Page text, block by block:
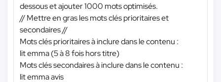
dessous et ajouter 1000 mots optimisés.
// Mettre en gras les mots clés prioritaires et
secondaires //
Mots clés prioritaires à inclure dans le contenu :
lit emma (5 à 8 fois hors titre)
Mots clés secondaires à inclure dans le contenu :
lit emma avis